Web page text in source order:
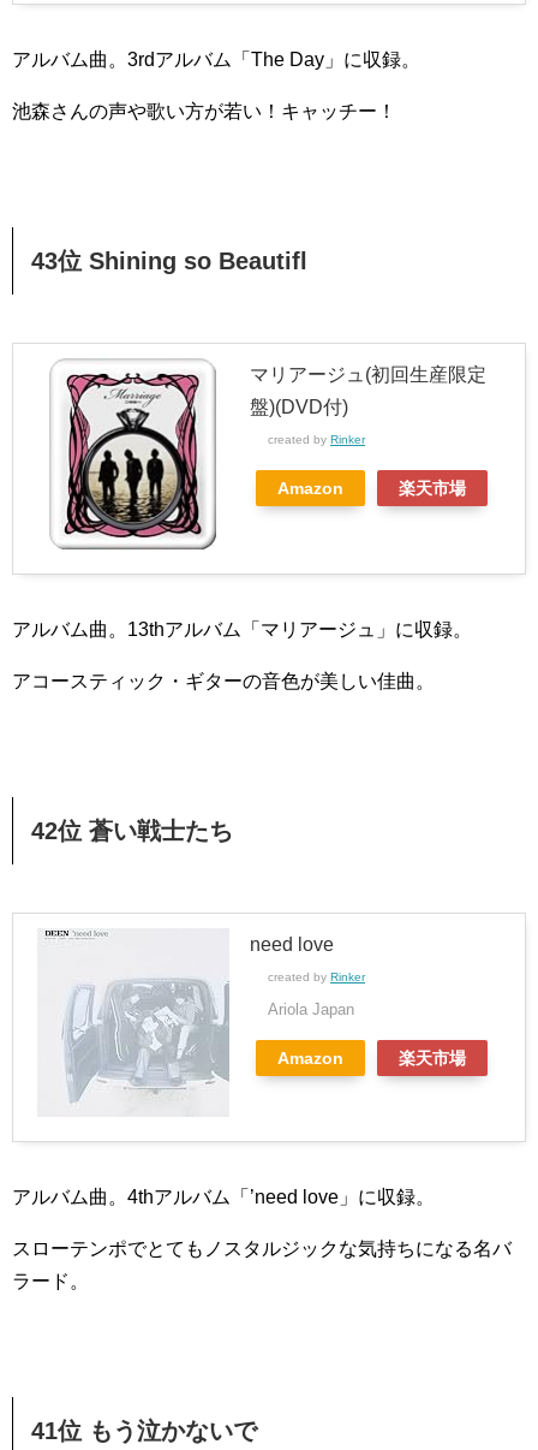
アルバム曲。3rdアルバム「The Day」に収録。
池森さんの声や歌い方が若い！キャッチー！
43位 Shining so Beautifl
マリアージュ(初回生産限定
盤)(DVD付)
created by Rinker
Amazon 楽天市場
アルバム曲。13thアルバム「マリアージュ」に収録。
アコースティック・ギターの音色が美しい佳曲。
42位 蒼い戦士たち
need love
created by Rinker
Ariola Japan
Amazon 楽天市場
アルバム曲。4thアルバム「’need love」に収録。
スローテンポでとてもノスタルジックな気持ちになる名バ
ラード。
41位 もう泣かないで